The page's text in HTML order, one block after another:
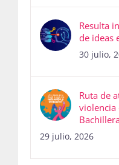
Resulta
de ideas
30 julio,
Ruta de
violencia
29 julio, 2026